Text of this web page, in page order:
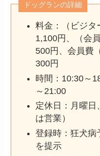
ドッグランの詳細
料金：（ビジタ
1,100円、（会
500円、会員費
300円
時間：10:30～
～21:00
定休日：月曜日
は営業）
登録時：狂犬病
を提示